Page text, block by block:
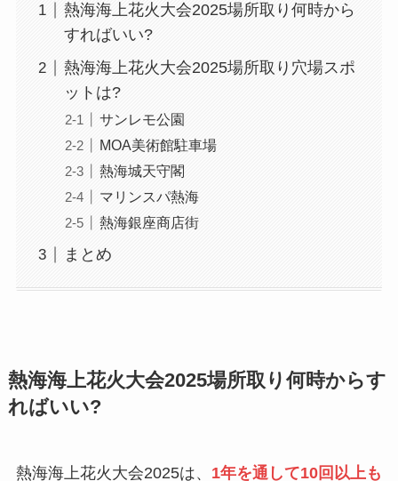
熱海海上花火大会2025場所取り何時から
すればいい?
熱海海上花火大会2025場所取り穴場スポ
ットは?
サンレモ公園
MOA美術館駐車場
熱海城天守閣
マリンスパ熱海
熱海銀座商店街
まとめ
熱海海上花火大会2025場所取り何時からす
ればいい?
熱海海上花火大会2025は、 1年を通して10回以上も